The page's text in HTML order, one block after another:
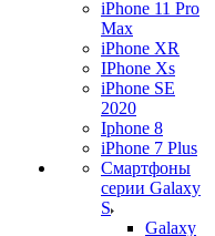
iPhone 11 Pro
Max
iPhone XR
IPhone Xs
iPhone SE
2020
Iphone 8
iPhone 7 Plus
Смартфоны
серии Galaxy
S
Galaxy